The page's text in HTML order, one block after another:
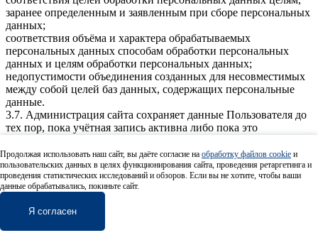
заранее определенным и заявленным при сборе персональных
данных;
соответствия объёма и характера обрабатываемых
персональных данных способам обработки персональных
данных и целям обработки персональных данных;
недопустимости объединения созданных для несовместимых
между собой целей баз данных, содержащих персональные
данные.
3.7. Администрация сайта сохраняет данные Пользователя до
тех пор, пока учётная запись активна либо пока это
пользователем путем направления соответствующего
письменного уведомления Администрации не менее чем за 3
месяца до момента отзыва согласия.
4. ЦЕЛИ СБОРА ПЕРСОНАЛЬНОЙ ИНФОРМАЦИИ
4.1. Персональные данные Пользователя Администрация
сайта может использовать в целях:
Продолжая использовать наш сайт, вы даёте согласие на обработку файлов cookie и
пользовательских данных в целях функционирования сайта, проведения ретаргетинга и
проведения статистических исследований и обзоров. Если вы не хотите, чтобы ваши
данные обрабатывались, покиньте сайт.
Я согласен